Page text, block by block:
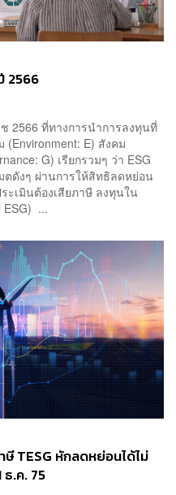
2566
2566 ที่ทางการนำการลงทุนที่
E) สังคม
G) เรียกรวมๆ ว่า ESG
ดังๆ ผ่านการให้สิทธิลดหย่อน
ะเมินต้องเสียภาษี ลงทุนใน
ESG) ...
TESG หักลดหย่อนได้ไม่
ธ.ค. 75